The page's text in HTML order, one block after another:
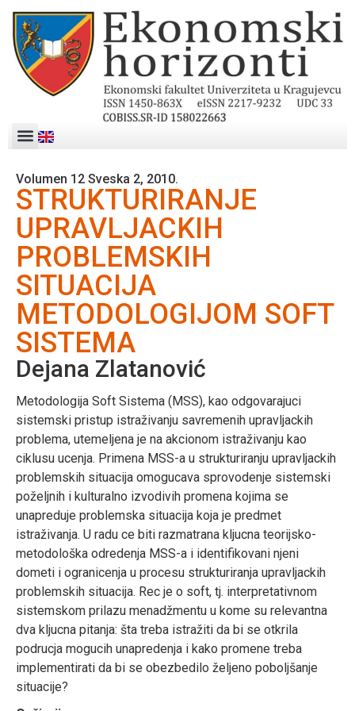
Volumen 12 Sveska 2, 2010.
STRUKTURIRANJE
UPRAVLJACKIH
PROBLEMSKIH
SITUACIJA
METODOLOGIJOM SOFT
SISTEMA
Dejana Zlatanović
Metodologija Soft Sistema (MSS), kao odgovarajuci
sistemski pristup istraživanju savremenih upravljackih
problema, utemeljena je na akcionom istraživanju kao
ciklusu ucenja. Primena MSS-a u strukturiranju upravljackih
problemskih situacija omogucava sprovodenje sistemski
poželjnih i kulturalno izvodivih promena kojima se
unapreduje problemska situacija koja je predmet
istraživanja. U radu ce biti razmatrana kljucna teorijsko-
metodološka odredenja MSS-a i identifikovani njeni
dometi i ogranicenja u procesu strukturiranja upravljackih
problemskih situacija. Rec je o soft, tj. interpretativnom
sistemskom prilazu menadžmentu u kome su relevantna
dva kljucna pitanja: šta treba istražiti da bi se otkrila
podrucja mogucih unapredenja i kako promene treba
implementirati da bi se obezbedilo željeno poboljšanje
situacije?